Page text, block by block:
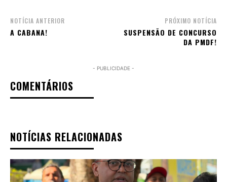
NOTÍCIA ANTERIOR
A CABANA!
PRÓXIMO NOTÍCIA
SUSPENSÃO DE CONCURSO
DA PMDF!
- PUBLICIDADE -
COMENTÁRIOS
NOTÍCIAS RELACIONADAS